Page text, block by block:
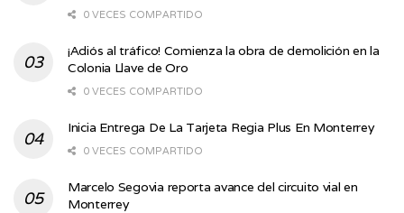
0 VECES COMPARTIDO
¡Adiós al tráfico! Comienza la obra de demolición en la
Colonia Llave de Oro
0 VECES COMPARTIDO
Inicia Entrega De La Tarjeta Regia Plus En Monterrey
0 VECES COMPARTIDO
Marcelo Segovia reporta avance del circuito vial en
Monterrey